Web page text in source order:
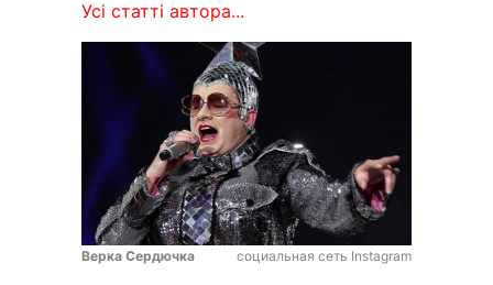
Усі статті автора...
Верка Сердючка социальная сеть Instagram